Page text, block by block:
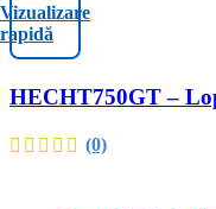
Vizualizare
rapidă
HECHT750GT –
(0)